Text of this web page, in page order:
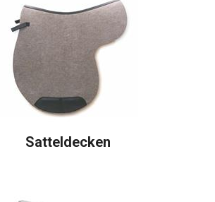
Satteldecken